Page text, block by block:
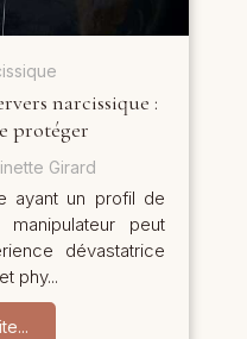
narcissique :
protéger
Girard
ayant un profil de
peut
dévastatrice
phy...